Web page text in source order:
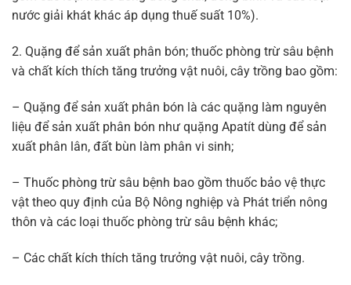
nước giải khát khác áp dụng thuế suất 10%).
2. Quặng để sản xuất phân bón; thuốc phòng trừ sâu bệnh
và chất kích thích tăng trưởng vật nuôi, cây trồng bao gồm:
– Quặng để sản xuất phân bón là các quặng làm nguyên
liệu để sản xuất phân bón như quặng Apatít dùng để sản
xuất phân lân, đất bùn làm phân vi sinh;
– Thuốc phòng trừ sâu bệnh bao gồm thuốc bảo vệ thực
vật theo quy định của Bộ Nông nghiệp và Phát triển nông
thôn và các loại thuốc phòng trừ sâu bệnh khác;
– Các chất kích thích tăng trưởng vật nuôi, cây trồng.